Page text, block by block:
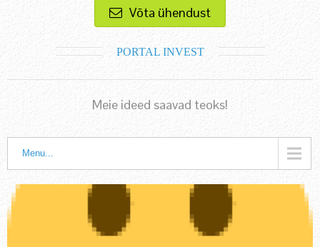
Võta ühendust
PORTAL INVEST
Meie ideed saavad teoks!
Menu...